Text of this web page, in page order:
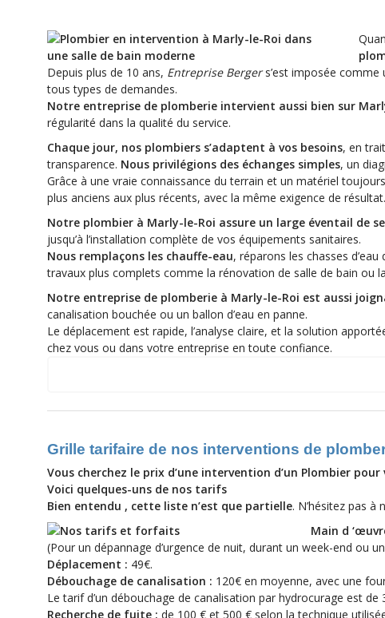
Depuis plus de 10 ans, Entreprise Bergers’est imposée comme
tous types de demandes.
Notre entreprise de plomberie intervient aussi bien sur
régularité dans la qualité du service.
Chaque jour, nos plombiers s’adaptent à vos besoins, en
transparence. Nous privilégions des échanges simples, un
Grâce à une vraie connaissance du terrain et un matériel
plus anciens aux plus récents, avec la même exigence de résultat.
Notre plombier à Marly-le-Roi assure un large éventail de
jusqu’à l’installation complète de vos équipements sanitaires.
Nous remplaçons les chauffe-eau, réparons les chasses
travaux plus complets comme la rénovation de salle de bain ou
Notre entreprise de plomberie à Marly-le-Roi est aussi
canalisation bouchée ou un ballon d’eau en panne.
Le déplacement est rapide, l’analyse claire, et la solution
chez vous ou dans votre entreprise en toute confiance.
Grille tarifaire de nos interventions de
Vous cherchez le prix d’une intervention d’un Plombier
Voici quelques-uns de nos tarifs
Bien entendu , cette liste n’est que partielle. N’hésitez pas à
Main d
(Pour un dépannage d’urgence de nuit, durant un week-end ou
Déplacement : 49€.
Débouchage de canalisation : 120€ en moyenne, avec une
Le tarif d’un débouchage de canalisation par hydrocurage est de
Recherche de fuite : de 100 € et 500 € selon la technique